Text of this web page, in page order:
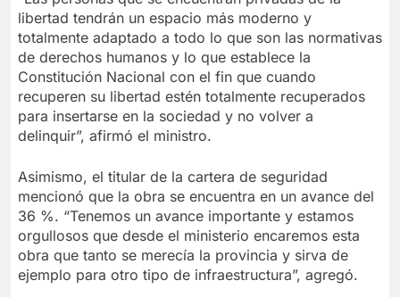
libertad tendrán un espacio más moderno y
totalmente adaptado a todo lo que son las normativas
de derechos humanos y lo que establece la
Constitución Nacional con el fin que cuando
recuperen su libertad estén totalmente recuperados
para insertarse en la sociedad y no volver a
delinquir”, afirmó el ministro.
Asimismo, el titular de la cartera de seguridad
mencionó que la obra se encuentra en un avance del
36 %. “Tenemos un avance importante y estamos
orgullosos que desde el ministerio encaremos esta
obra que tanto se merecía la provincia y sirva de
ejemplo para otro tipo de infraestructura”, agregó.